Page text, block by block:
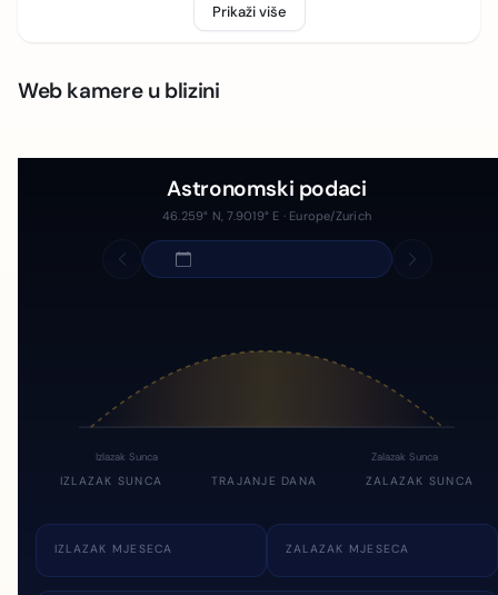
Prikaži više
Web kamere u blizini
Astronomski podaci
46.259° N, 7.9019° E · Europe/Zurich
Izlazak Sunca Zalazak Sunca
IZLAZAK SUNCA TRAJANJE DANA ZALAZAK SUNCA
IZLAZAK MJESECA ZALAZAK MJESECA